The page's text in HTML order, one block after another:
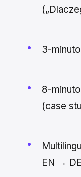
3-
8-
(case
EN → DE